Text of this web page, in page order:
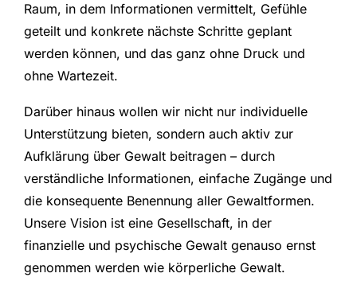
Raum, in dem Informationen vermittelt, Gefühle
geteilt und konkrete nächste Schritte geplant
werden können, und das ganz ohne Druck und
ohne Wartezeit.
Darüber hinaus wollen wir nicht nur individuelle
Unterstützung bieten, sondern auch aktiv zur
Aufklärung über Gewalt beitragen – durch
verständliche Informationen, einfache Zugänge und
die konsequente Benennung aller Gewaltformen.
Unsere Vision ist eine Gesellschaft, in der
finanzielle und psychische Gewalt genauso ernst
genommen werden wie körperliche Gewalt.